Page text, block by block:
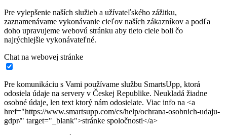
Pre vylepšenie naších služieb a užívateľského zážitku,
zaznamenávame vykonávanie cieľov naších zákazníkov a podľa
doho upravujeme webovú stránku aby tieto ciele boli čo
najrýchlejšie vykonávateľné.
Chat na webovej stránke
Pre komunikáciu s Vami používame službu SmartsUpp, ktorá
odosiela údaje na servery v Českej Republike. Neukladá žiadne
osobné údaje, len text ktorý nám odosielate. Viac info na <a
href="https://www.smartsupp.com/cs/help/ochrana-osobnich-udaju-
gdpr/" target="_blank">stránke spoločnosti</a>